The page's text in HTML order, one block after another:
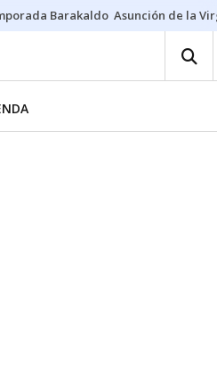
Barakaldo Asunción de la